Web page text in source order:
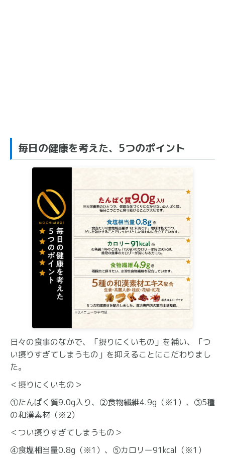
毎日の健康を考えた、5つのポイント
日々の食事のなかで、「摂りにくいもの」を補い、「つ
い摂りすぎてしまうもの」を抑えることにこだわりまし
た。
＜摂りにくいもの＞
①たんぱく質9.0g入り、②食物繊維4.9g（※1）、③5種
の和漢素材（※2）
＜つい摂りすぎてしまうもの＞
④食塩相当量0.8g（※1）、⑤カロリー91kcal（※1）